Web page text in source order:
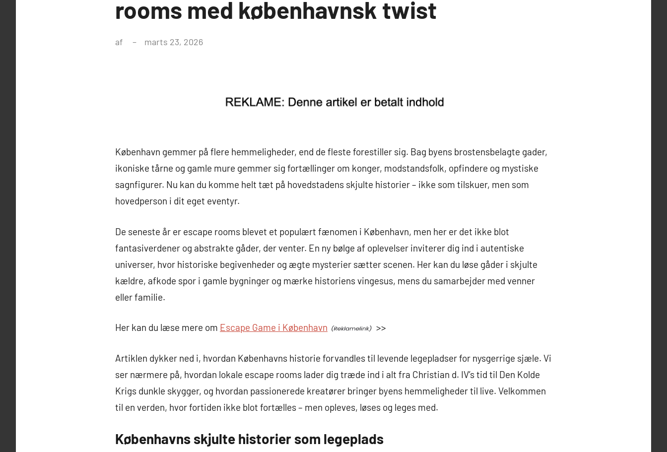
rooms med københavnsk twist
af marts 23, 2026
København gemmer på flere hemmeligheder, end de fleste forestiller sig. Bag byens brostensbelagte gader,
ikoniske tårne og gamle mure gemmer sig fortællinger om konger, modstandsfolk, opfindere og mystiske
sagnfigurer. Nu kan du komme helt tæt på hovedstadens skjulte historier – ikke som tilskuer, men som
hovedperson i dit eget eventyr.
De seneste år er escape rooms blevet et populært fænomen i København, men her er det ikke blot
fantasiverdener og abstrakte gåder, der venter. En ny bølge af oplevelser inviterer dig ind i autentiske
universer, hvor historiske begivenheder og ægte mysterier sætter scenen. Her kan du løse gåder i skjulte
kældre, afkode spor i gamle bygninger og mærke historiens vingesus, mens du samarbejder med venner
eller familie.
Her kan du læse mere om Escape Game i København >>
Artiklen dykker ned i, hvordan Københavns historie forvandles til levende legepladser for nysgerrige sjæle. Vi
ser nærmere på, hvordan lokale escape rooms lader dig træde ind i alt fra Christian d. IV’s tid til Den Kolde
Krigs dunkle skygger, og hvordan passionerede kreatører bringer byens hemmeligheder til live. Velkommen
til en verden, hvor fortiden ikke blot fortælles – men opleves, løses og leges med.
Københavns skjulte historier som legeplads